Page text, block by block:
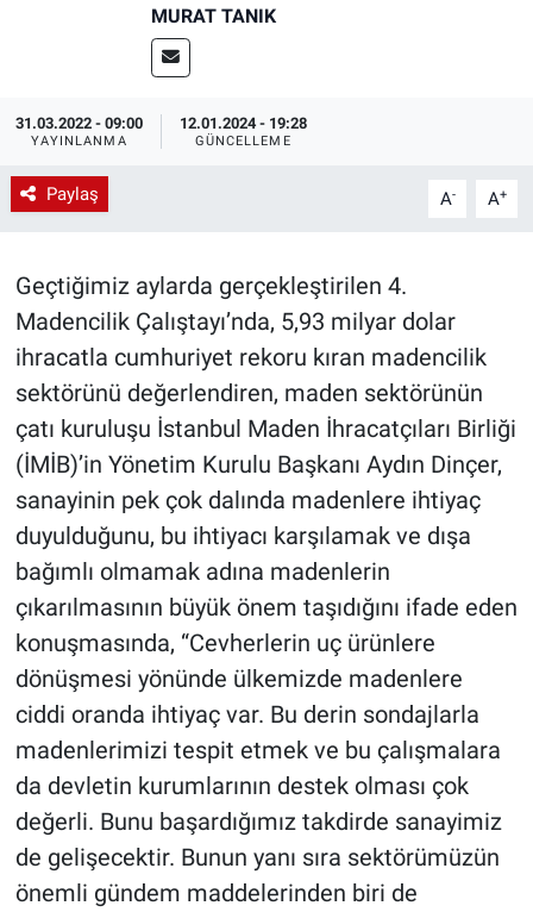
MURAT TANIK
31.03.2022 - 09:00
YAYINLANMA
12.01.2024 - 19:28
GÜNCELLEME
Paylaş A- A+
Geçtiğimiz aylarda gerçekleştirilen 4.
Madencilik Çalıştayı’nda, 5,93 milyar dolar
ihracatla cumhuriyet rekoru kıran madencilik
sektörünü değerlendiren, maden sektörünün
çatı kuruluşu İstanbul Maden İhracatçıları Birliği
(İMİB)’in Yönetim Kurulu Başkanı Aydın Dinçer,
sanayinin pek çok dalında madenlere ihtiyaç
duyulduğunu, bu ihtiyacı karşılamak ve dışa
bağımlı olmamak adına madenlerin
çıkarılmasının büyük önem taşıdığını ifade eden
konuşmasında, “Cevherlerin uç ürünlere
dönüşmesi yönünde ülkemizde madenlere
ciddi oranda ihtiyaç var. Bu derin sondajlarla
madenlerimizi tespit etmek ve bu çalışmalara
da devletin kurumlarının destek olması çok
değerli. Bunu başardığımız takdirde sanayimiz
de gelişecektir. Bunun yanı sıra sektörümüzün
önemli gündem maddelerinden biri de
EndüstriST
Enerjisini Üreten Fabrikalar
Endüstri 4.0 Uygulamaları
Ağır Sanayi Çözümleri